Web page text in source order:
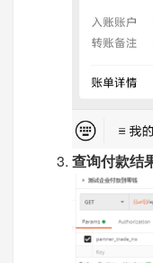
查询付款结